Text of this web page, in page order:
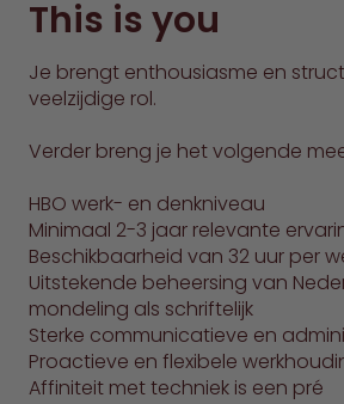
This is you
Je brengt enthousiasme en
veelzijdige rol.
Verder breng je het volgende
HBO werk- en denkniveau
Minimaal 2-3 jaar relevante
Beschikbaarheid van 32 uur per
Uitstekende beheersing van
mondeling als schriftelijk
Sterke communicatieve en
Proactieve en flexibele
Affiniteit met techniek is een pré